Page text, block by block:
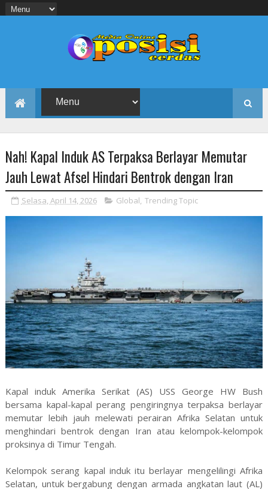
Nah! Kapal Induk AS Terpaksa Berlayar Memutar
Jauh Lewat Afsel Hindari Bentrok dengan Iran
Selasa, April 14, 2026 Global, Trending Topic
Kapal induk Amerika Serikat (AS) USS George HW Bush
bersama kapal-kapal perang pengiringnya terpaksa berlayar
memutar lebih jauh melewati perairan Afrika Selatan untuk
menghindari bentrok dengan Iran atau kelompok-kelompok
proksinya di Timur Tengah.
Kelompok serang kapal induk itu berlayar mengelilingi Afrika
Selatan, untuk bergabung dengan armada angkatan laut (AL)